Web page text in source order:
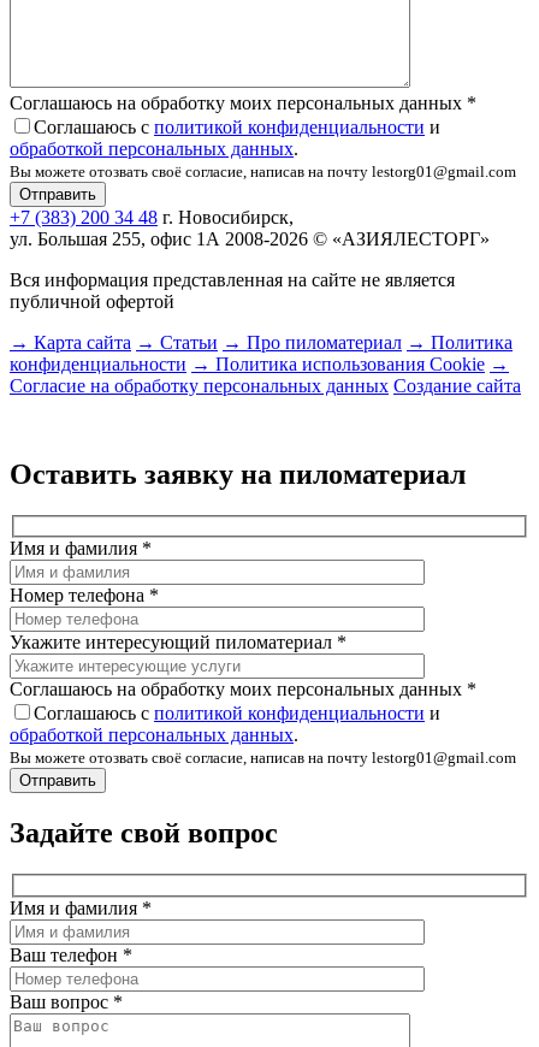
Соглашаюсь на обработку моих персональных данных *
Соглашаюсь с политикой конфиденциальности и
обработкой персональных данных.
Вы можете отозвать своё согласие, написав на почту lestorg01@gmail.com
+7 (383) 200 34 48 г. Новосибирск,
ул. Большая 255, офис 1А 2008-2026 © «АЗИЯЛЕСТОРГ»
Вся информация представленная на сайте не является
публичной офертой
→ Карта сайта → Статьи → Про пиломатериал → Политика
конфиденциальности → Политика использования Cookie →
Согласие на обработку персональных данных Создание сайта
Оставить заявку на пиломатериал
Имя и фамилия *
Номер телефона *
Укажите интересующий пиломатериал *
Соглашаюсь на обработку моих персональных данных *
Соглашаюсь с политикой конфиденциальности и
обработкой персональных данных.
Вы можете отозвать своё согласие, написав на почту lestorg01@gmail.com
Задайте свой вопрос
Имя и фамилия *
Ваш телефон *
Ваш вопрос *